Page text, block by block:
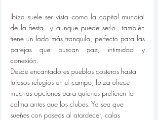
Ibiza suele ser vista como la capital mundial
de la fiesta –y aunque puede serlo– también
tiene un lado más tranquilo, perfecto para las
parejas que buscan paz, intimidad y
conexión.
Desde encantadores pueblos costeros hasta
lujosos refugios en el campo, Ibiza ofrece
muchas opciones para quienes prefieren la
calma antes que los clubes. Ya sea que
sueñes con paseos al atardecer, calas